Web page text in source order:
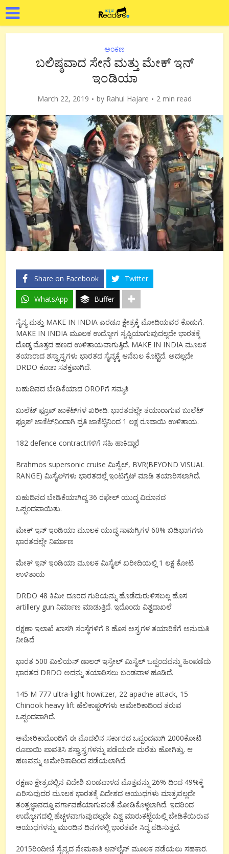
ಅಂಕಣ
ಬಲಿಷ್ಠವಾದ ಸೇನೆ ಮತ್ತು ಮೇಕ್ ಇನ್
ಇಂಡಿಯಾ
March 22, 2019 by Rahul Hajare 2 min read
Share on Facebook Twitter
WhatsApp Buffer
ಸೈನ್ಯ ಮತ್ತು MAKE IN INDIA ಎರಡೂ ಕ್ಷೇತ್ರಕ್ಕೆ ಮೋದಿಯವರ ಕೊಡುಗೆ.
MAKE IN INDIA ಮೂಲಕ ಉದ್ಯೋಗ ಸೃಷ್ಟಿಯಾಗುವುದಲ್ಲದೇ ಭಾರತಕ್ಕೆ
ದೊಡ್ಡ ಮೊತ್ತದ ಹಣದ ಉಳಿತಾಯವಾಗುತ್ತಿದೆ. MAKE IN INDIA ಮೂಲಕ
ತಯಾರಾದ ಶಸ್ತ್ರಾಸ್ತ್ರಗಳು ಭಾರತದ ಸೈನ್ಯಕ್ಕೆ ಆನೆಬಲ ಕೊಟ್ಟಿದೆ. ಅದಲ್ಲದೇ
DRDO ಕೂಡಾ ಸಶಕ್ತವಾಗಿದೆ.
ಬಹುದಿನದ ಬೇಡಿಕೆಯಾದ OROPಗೆ ಸಮ್ಮತಿ
ಬುಲೆಟ್ ಫ್ರೂಪ್ ಜಾಕೆಟ್‌ಗಳ ಖರೀದಿ. ಭಾರತದಲ್ಲೇ ತಯಾರಾಗುವ ಬುಲೆಟ್
ಫ್ರೂಪ್ ಜಾಕೆಟ್‌‌ನಿಂದಾಗಿ ಪ್ರತಿ‌ ಜಾಕೆಟ್ಟಿನಿಂದ 1 ಲಕ್ಷ ರೂಪಾಯಿ ಉಳಿತಾಯ.
182 defence contractಗಳಿಗೆ ಸಹಿ ಹಾಕಿದ್ದಾರೆ
Brahmos supersonic cruise ಮಿಸೈಲ್, BVR(BEYOND VISUAL
RANGE) ಮಿಸೈಲ್‌ಗಳು ಭಾರತದಲ್ಲೆ ಇಂಟಿಗ್ರೆಟ್ ಮಾಡಿ ತಯಾರಿಸಲಾಗಿದೆ.
ಬಹುದಿನದ ಬೇಡಿಕೆಯಾಗಿದ್ದ 36 ರಫೇಲ್ ಯುದ್ಧ ವಿಮಾನದ
ಒಪ್ಪಂದವಾಯಿತು.
ಮೇಕ್ ಇನ್ ಇಂಡಿಯಾ ಮೂಲಕ ಯುದ್ಧ ಸಾಮಗ್ರಿಗಳ 60% ಬಿಡಿಭಾಗಗಳು
ಭಾರತದಲ್ಲೇ ನಿರ್ಮಾಣ
ಮೇಕ್ ಇನ್ ಇಂಡಿಯಾ ಮೂಲಕ ಮಿಸೈಲ್ ಖರೀದಿಯಲ್ಲಿ 1 ಲಕ್ಷ ಕೋಟಿ
ಉಳಿತಾಯ
DRDO 48 ಕಿಮೀ ದೂರದ ಗುರಿಯನ್ನು ಹೊಡೆದುರುಳಿಸಬಲ್ಲ ಹೊಸ
artillery gun ನಿರ್ಮಾಣ ಮಾಡುತ್ತಿದೆ. ಇದೊಂದು ವಿಶ್ವದಾಖಲೆ
ರಕ್ಷಣಾ ಇಲಾಖೆ ಖಾಸಗಿ ಸಂಸ್ಥೆಗಳಿಗೆ 8 ಹೊಸ ಅಸ್ತ್ರಗಳ ತಯಾರಿಕೆಗೆ ಅನುಮತಿ
ನೀಡಿದೆ
ಭಾರತ 500 ಮಿಲಿಯನ್ ಡಾಲರ್ ಇಸ್ರೇಲ್ ಮಿಸೈಲ್ ಒಪ್ಪಂದವನ್ನು ಹಿಂಪಡೆದು
ಭಾರತದ DRDO ಅದನ್ನು ತಯಾರಿಸಲು ಬಂಡವಾಳ ಹೂಡಿದೆ.
145 M 777 ultra-light howitzer, 22 apache attack, 15
Chinook heavy lift ಹೆಲಿಕಾಪ್ಟರ್‌ಗಳು ಅಮೇರಿಕಾದಿಂದ ತರುವ
ಒಪ್ಪಂದವಾಗಿದೆ.
ಅಮೇರಿಕಾದೊಂದಿಗೆ ಈ ಮೊದಲಿನ ಸರ್ಕಾರದ ಒಪ್ಪಂದವಾಗಿ 2000ಕೋಟಿ
ರೂಪಾಯಿ ಪಾವತಿಸಿ ಶಸ್ತ್ರಾಸ್ತ್ರಗಳನ್ನು ಪಡೆಯದೇ ಮರೆತು ಹೋಗಿತ್ತು. ಆ
ಹಣವನ್ನು ಅಮೇರಿಕಾದಿಂದ ಪಡೆಯಲಾಗಿದೆ.
ರಕ್ಷಣಾ ಕ್ಷೇತ್ರದಲ್ಲಿನ ವಿದೇಶಿ ಬಂಡವಾಳದ ಮೊತ್ತವನ್ನು 26% ದಿಂದ 49%ಕ್ಕೆ
ಏರಿಸುವುದರ ಮೂಲಕ ಭಾರತಕ್ಕೆ ವಿದೇಶದ ಆಯುಧಗಳು ಮಾತ್ರವಲ್ಲದೇ
ತಂತ್ರಜ್ಞಾನದ್ದೂ ವರ್ಗಾವಣೆಯಾಗುವಂತೆ ನೋಡಿಕೊಳ್ಳಲಾಗಿದೆ. ಇದರಿಂದ
ಉದ್ಯೋಗದಲ್ಲಿ ಹೆಚ್ಚಳವಾಗುವುದಲ್ಲದೇ ವಿಶ್ವ ಮಾರುಕಟ್ಟೆಯಲ್ಲಿ ಬೇಡಿಕೆಯಿರುವ
ಆಯುಧಗಳನ್ನು ಮುಂದಿನ ದಿನಗಳಲ್ಲಿ ಭಾರತವೇ ಸಿದ್ಧ ಪಡಿಸುತ್ತದೆ.
2015ರಿಂದೀಚೆ ಸೈನ್ಯದ ನೇಮಕಾತಿ ಆನ್‌ಲೈನ್ ಮೂಲಕ ನಡೆಯಲು ಸಹಕಾರ.